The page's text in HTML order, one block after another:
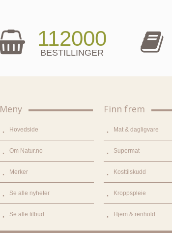
112000
BESTILLINGER
Meny
Hovedside
Om Natur.no
Merker
Se alle nyheter
Se alle tilbud
Finn frem
Mat & dagligvare
Supermat
Kosttilskudd
Kroppspleie
Hjem & renhold